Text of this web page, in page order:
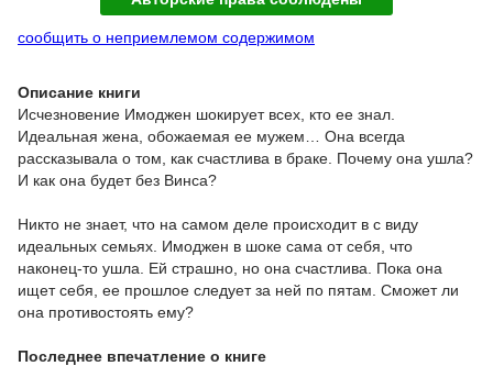
сообщить о неприемлемом содержимом
Описание книги
Исчезновение Имоджен шокирует всех, кто ее знал.
Идеальная жена, обожаемая ее мужем… Она всегда
рассказывала о том, как счастлива в браке. Почему она ушла?
И как она будет без Винса?
Никто не знает, что на самом деле происходит в с виду
идеальных семьях. Имоджен в шоке сама от себя, что
наконец-то ушла. Ей страшно, но она счастлива. Пока она
ищет себя, ее прошлое следует за ней по пятам. Сможет ли
она противостоять ему?
Последнее впечатление о книге